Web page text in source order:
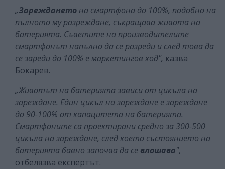
„Зарежданетона смартфона до 100%, подобно на
пълното му разреждане, съкращава живота на
батерията. Съветите на производителите
смартфонът напълно да се разреди и след това да
се зареди до 100% е маркетингов ход", казва
Бокарев.
„Животът на батерията зависи от цикъла на
зареждане. Един цикъл на зареждане е зареждане
до 90-100% от капацитета на батерията.
Смартфоните са проектирани средно за 300-500
цикъла на зареждане, след което състоянието на
батерията бавно започва да се влошава",
отбелязва експертът.